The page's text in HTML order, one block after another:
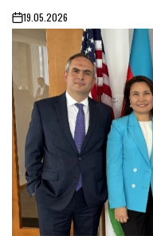
on19.05.2026